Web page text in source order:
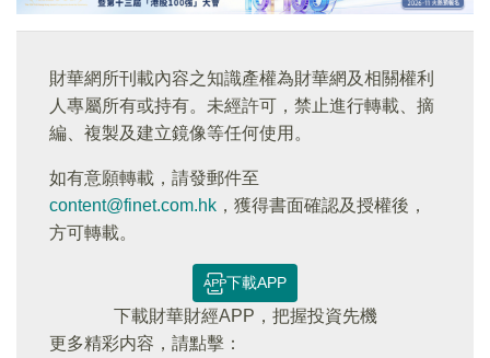
財華網所刊載內容之知識產權為財華網及相關權利
人專屬所有或持有。未經許可，禁止進行轉載、摘
編、複製及建立鏡像等任何使用。
如有意願轉載，請發郵件至
content@finet.com.hk ，獲得書面確認及授權後，
方可轉載。
下載APP
下載財華財經APP，把握投資先機
更多精彩内容，請點擊：